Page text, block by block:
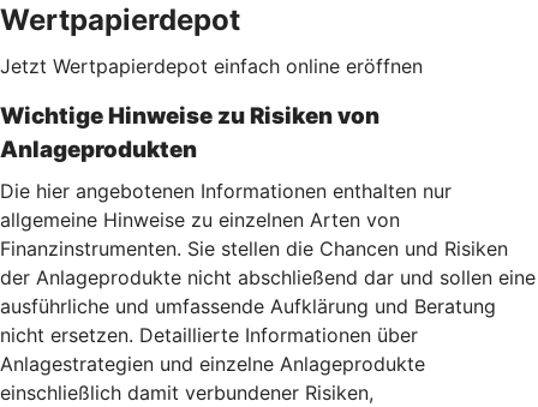
Wertpapierdepot
Jetzt Wertpapierdepot einfach online eröffnen
Wichtige Hinweise zu Risiken von
Anlageprodukten
Die hier angebotenen Informationen enthalten nur
allgemeine Hinweise zu einzelnen Arten von
Finanzinstrumenten. Sie stellen die Chancen und Risiken
der Anlageprodukte nicht abschließend dar und sollen eine
ausführliche und umfassende Aufklärung und Beratung
nicht ersetzen. Detaillierte Informationen über
Anlagestrategien und einzelne Anlageprodukte
einschließlich damit verbundener Risiken,